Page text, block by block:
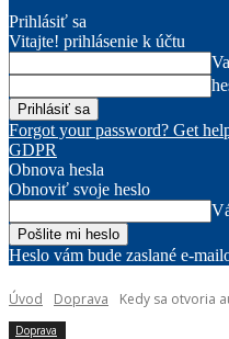
Prihlásiť sa
Vitajte! prihlásenie k účtu
Forgot your password? Get
GDPR
Obnova hesla
Obnoviť svoje heslo
Heslo vám bude zaslané e-
Úvod Doprava Kedy sa otvoria
Doprava